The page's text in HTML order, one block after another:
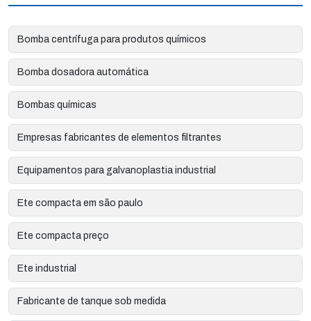
Bomba centrífuga para produtos químicos
Bomba dosadora automática
Bombas químicas
Empresas fabricantes de elementos filtrantes
Equipamentos para galvanoplastia industrial
Ete compacta em são paulo
Ete compacta preço
Ete industrial
Fabricante de tanque sob medida